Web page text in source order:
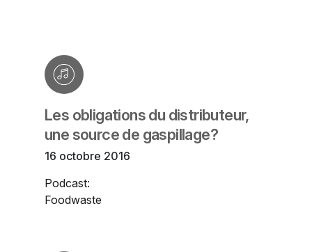
Les obligations du distributeur,
une source de gaspillage?
16 octobre 2016
Podcast:
Foodwaste